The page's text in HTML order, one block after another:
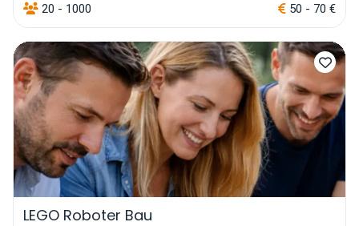
20 - 1000 50 - 70 €
LEGO Roboter Bau